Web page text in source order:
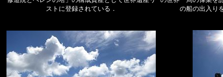
ストに登録されている．
の船の出入り